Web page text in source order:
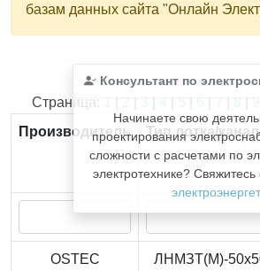
базам данных сайта "Онлайн
Консультант по
Начинаете свою
проектирования
сложности с расчетами по
электротехнике? Свяжитесь
Найдено366из366
Страница: 1 | 2 | 3 | 4 | 5 | 6 | 7 | 8 | 9
Производитель
Тип лотка/
OSTEC ЛНМЗТ(М)-